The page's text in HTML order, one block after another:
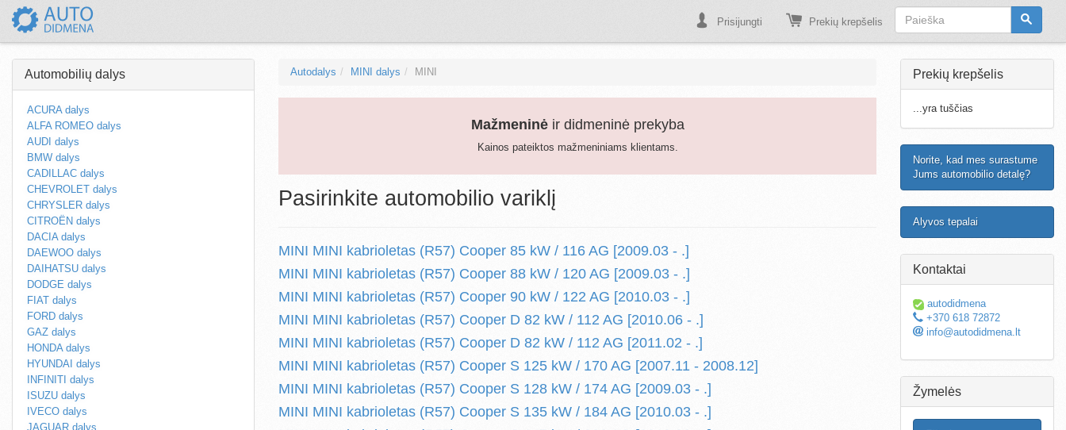
Prisijungti Prekių krepšelis
Automobilių dalys
ACURA dalys
ALFA ROMEO dalys
AUDI dalys
BMW dalys
CADILLAC dalys
CHEVROLET dalys
CHRYSLER dalys
CITROËN dalys
DACIA dalys
DAEWOO dalys
DAIHATSU dalys
DODGE dalys
FIAT dalys
FORD dalys
GAZ dalys
HONDA dalys
HYUNDAI dalys
INFINITI dalys
ISUZU dalys
IVECO dalys
JAGUAR dalys
Autodalys MINI dalys MINI
Mažmeninėir didmeninė prekyba
Kainos pateiktos mažmeniniams klientams.
Pasirinkite automobilio variklį
MINI MINI kabrioletas (R57) Cooper 85 kW / 116 AG [2009.03 - .]
MINI MINI kabrioletas (R57) Cooper 88 kW / 120 AG [2009.03 - .]
MINI MINI kabrioletas (R57) Cooper 90 kW / 122 AG [2010.03 - .]
MINI MINI kabrioletas (R57) Cooper D 82 kW / 112 AG [2010.06 - .]
MINI MINI kabrioletas (R57) Cooper D 82 kW / 112 AG [2011.02 - .]
MINI MINI kabrioletas (R57) Cooper S 125 kW / 170 AG [2007.11 - 2008.12]
MINI MINI kabrioletas (R57) Cooper S 128 kW / 174 AG [2009.03 - .]
MINI MINI kabrioletas (R57) Cooper S 135 kW / 184 AG [2010.03 - .]
Prekių krepšelis
...yra tuščias
Norite, kad mes surastume
Jums automobilio detalę?
Alyvos tepalai
Kontaktai
autodidmena
+370 618 72872
info@autodidmena.lt
Žymelės